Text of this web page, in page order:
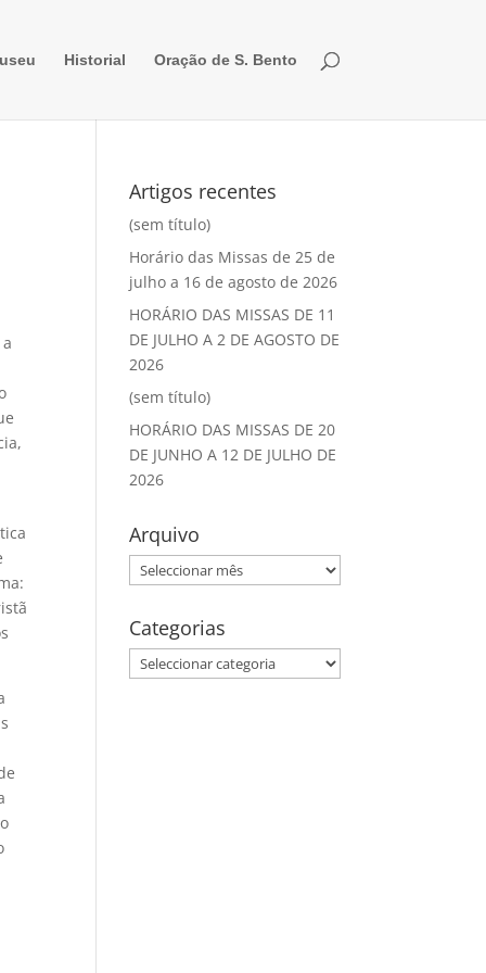
Historial Oração de S. Bento
Artigos recentes
(sem título)
Horário das Missas de 25 de
julho a 16 de agosto de 2026
HORÁRIO DAS MISSAS DE 11
DE JULHO A 2 DE AGOSTO DE
2026
(sem título)
HORÁRIO DAS MISSAS DE 20
DE JUNHO A 12 DE JULHO DE
2026
Arquivo
Arquivo
Categorias
Categorias